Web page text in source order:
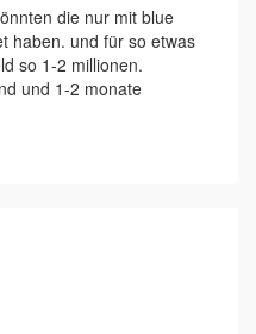
die nur mit blue
haben. und für so etwas
so 1-2 millionen.
und 1-2 monate